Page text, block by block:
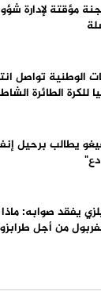
مؤقتة لإدارة
الوطنية تواصل
للكرة الطائرة
يطالب برحيل
يفقد صوابه:
من أجل